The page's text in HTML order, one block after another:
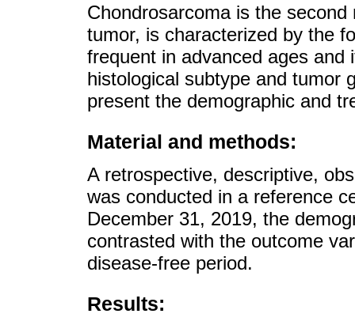
Chondrosarcoma is the
tumor, is characterized by the
frequent in advanced ages
histological subtype and tumor
present the demographic and
Material and methods:
A retrospective, descriptive,
was conducted in a reference
December 31, 2019, the
contrasted with the outcome
disease-free period.
Results: